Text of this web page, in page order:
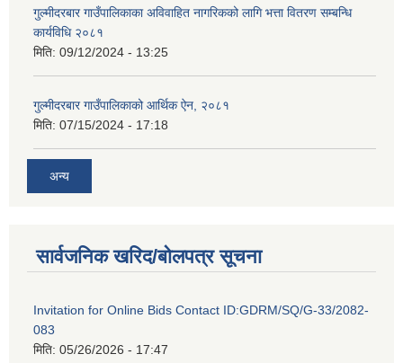
गुल्मीदरबार गाउँपालिकाका अविवाहित नागरिकको लागि भत्ता वितरण सम्बन्धि
कार्यविधि २०८१
मिति: 09/12/2024 - 13:25
गुल्मीदरबार गाउँपालिकाको आर्थिक ऐन, २०८१
मिति: 07/15/2024 - 17:18
अन्य
सार्वजनिक खरिद/बोलपत्र सूचना
Invitation for Online Bids Contact ID:GDRM/SQ/G-33/2082-
083
मिति: 05/26/2026 - 17:47